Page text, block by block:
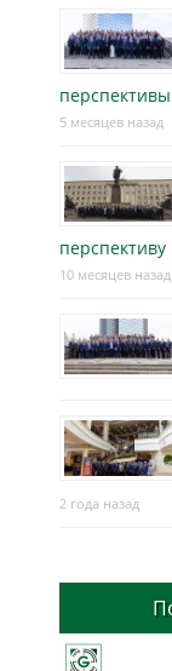
5 месяцев назад
перспективу
10 месяцев назад
2 года назад